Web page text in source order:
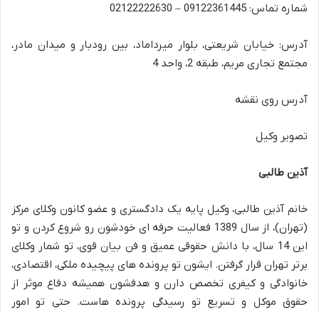
شماره تماس: 09122361445 – 02122222630
آدرس: خیابان شریعتی، بلوار میرداماد، بین رودبار و میدان مادر،
مجتمع تجاری مریم، طبقه 2، واحد 4
آدرس روی نقشه
تصویر وکیل
آذین طالبی
خانم آذین طالبی، وکیل پایه یک دادگستری و عضو کانون وکلای مرکز
(تهران)، از سال 1389 فعالیت حرفه ای خودشون رو شروع کردن و تو
این 14 سال، با دانش حقوقی عمیق و فن بیان قوی، تو شمار وکلای
برتر تهران قرار گرفتن. ایشون تو پرونده های پیچیده ملکی، اقتصادی،
خانوادگی و کیفری تخصص دارن و هدفشون همیشه دفاع موثر از
حقوق موکل و تسریع تو رسیدگی پرونده هاست. حتی تو امور